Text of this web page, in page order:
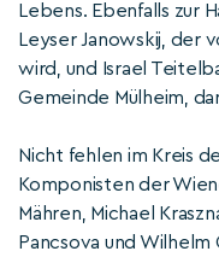
Lebens. Ebenfalls zur
Leyser Janowskij, der
wird, und Israel
Gemeinde Mülheim,
Nicht fehlen im Kreis
Komponisten der
Mähren, Michael
Pancsova und Wilhelm